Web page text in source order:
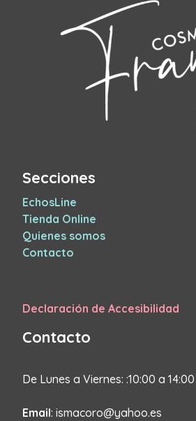
Secciones
EchosLine
Tienda Online
Quienes somos
Contacto
Declaración de Accesibilidad
Contacto
De Lunes a Viernes: :10:00 a
Email: ismacoro@yahoo.es